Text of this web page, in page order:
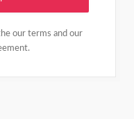
our terms and our